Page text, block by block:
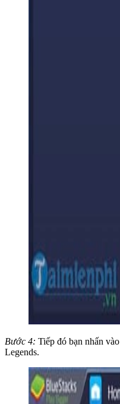
Bước 4: Tiếp đó bạn nhấn vào
Legends.